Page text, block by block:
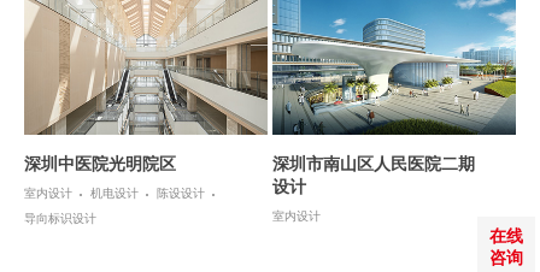
在线
咨询
深圳中医院光明院区
室内设计 机电设计
陈设设计
导向标识设计
深圳市南山区人民医院二期
设计
室内设计